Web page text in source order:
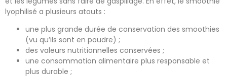
lyophilisé a plusieurs atouts :
une plus grande durée de conservation des smoothies
(vu qu’ils sont en poudre) ;
des valeurs nutritionnelles conservées ;
une consommation alimentaire plus responsable et
plus durable ;